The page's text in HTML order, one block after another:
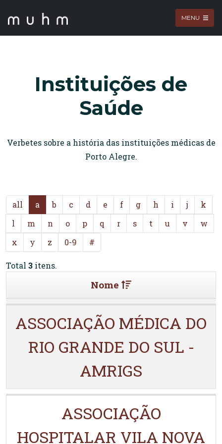
MENU
Instituições de
Saúde
Verbetes sobre a história das instituições médicas de
Porto Alegre.
all a b c d e f g h i j
k
l
m n o p q r s t u v
w
x
y z 0-9 #
Total 3 itens.
Nome
ASSOCIAÇÃO MÉDICA DO
RIO GRANDE DO SUL -
AMRIGS
ASSOCIAÇÃO
HOSPITALAR VILA NOVA